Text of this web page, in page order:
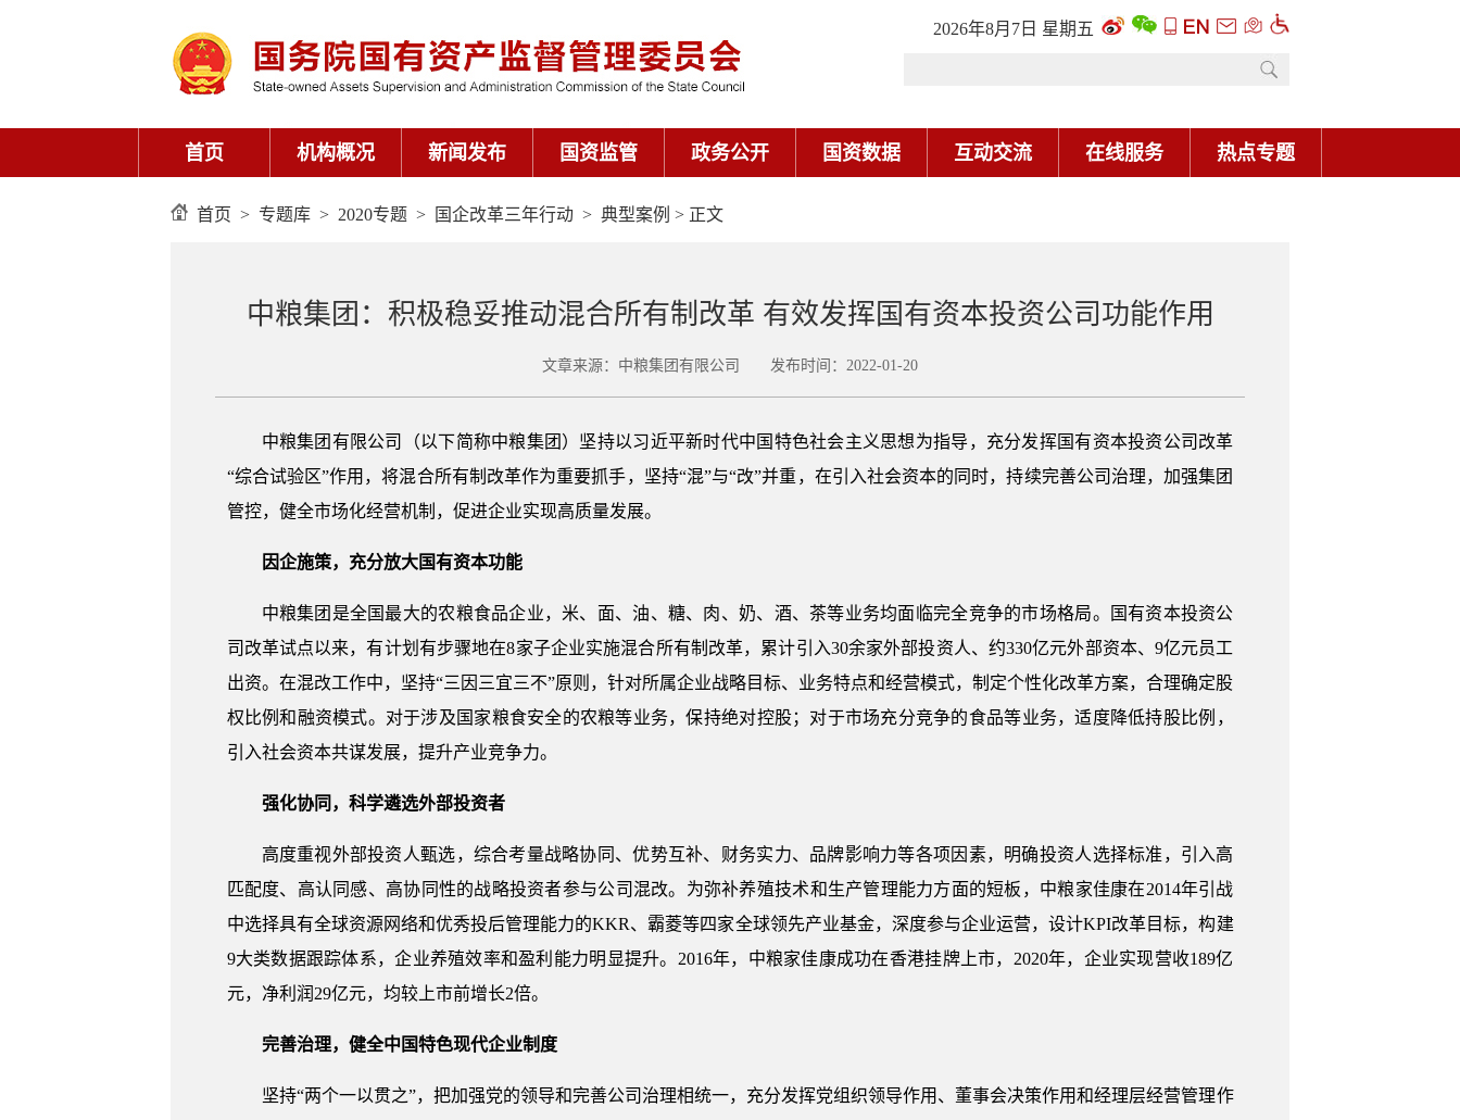
首页 > 专题库 > 2020专题 > 国企改革三年行动 > 典型案例 > 正文
中粮集团：积极稳妥推动混合所有制改革 有效发挥国有资本投资公司功能作用
文章来源：中粮集团有限公司 发布时间：2022-01-20
中粮集团有限公司（以下简称中粮集团）坚持以习近平新时代中国特色社会主义思想为指导，充分发挥国有资本投资公司改革
“综合试验区”作用，将混合所有制改革作为重要抓手，坚持“混”与“改”并重，在引入社会资本的同时，持续完善公司治理，加强集团
管控，健全市场化经营机制，促进企业实现高质量发展。
因企施策，充分放大国有资本功能
中粮集团是全国最大的农粮食品企业，米、面、油、糖、肉、奶、酒、茶等业务均面临完全竞争的市场格局。国有资本投资公
司改革试点以来，有计划有步骤地在8家子企业实施混合所有制改革，累计引入30余家外部投资人、约330亿元外部资本、9亿元员工
出资。在混改工作中，坚持“三因三宜三不”原则，针对所属企业战略目标、业务特点和经营模式，制定个性化改革方案，合理确定股
权比例和融资模式。对于涉及国家粮食安全的农粮等业务，保持绝对控股；对于市场充分竞争的食品等业务，适度降低持股比例，
引入社会资本共谋发展，提升产业竞争力。
强化协同，科学遴选外部投资者
高度重视外部投资人甄选，综合考量战略协同、优势互补、财务实力、品牌影响力等各项因素，明确投资人选择标准，引入高
匹配度、高认同感、高协同性的战略投资者参与公司混改。为弥补养殖技术和生产管理能力方面的短板，中粮家佳康在2014年引战
中选择具有全球资源网络和优秀投后管理能力的KKR、霸菱等四家全球领先产业基金，深度参与企业运营，设计KPI改革目标，构建
9大类数据跟踪体系，企业养殖效率和盈利能力明显提升。2016年，中粮家佳康成功在香港挂牌上市，2020年，企业实现营收189亿
元，净利润29亿元，均较上市前增长2倍。
完善治理，健全中国特色现代企业制度
坚持“两个一以贯之”，把加强党的领导和完善公司治理相统一，充分发挥党组织领导作用、董事会决策作用和经理层经营管理作